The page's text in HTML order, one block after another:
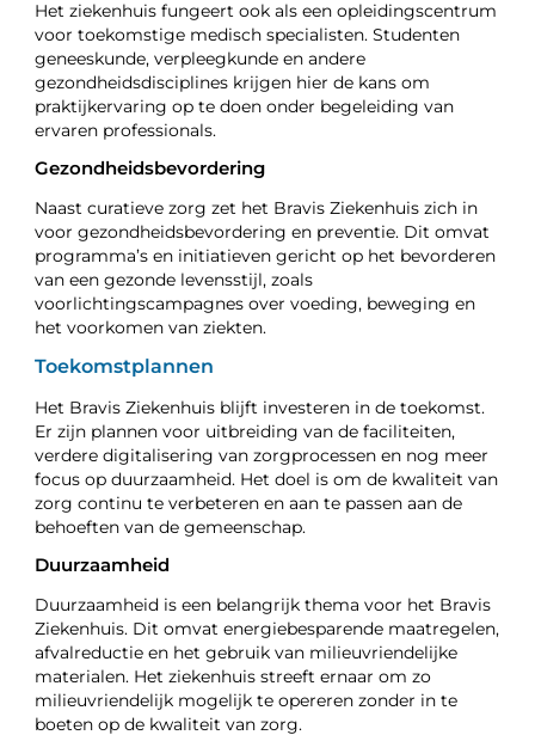
Het ziekenhuis fungeert ook als een opleidingscentrum
voor toekomstige medisch specialisten. Studenten
geneeskunde, verpleegkunde en andere
gezondheidsdisciplines krijgen hier de kans om
praktijkervaring op te doen onder begeleiding van
ervaren professionals.
Gezondheidsbevordering
Naast curatieve zorg zet het Bravis Ziekenhuis zich in
voor gezondheidsbevordering en preventie. Dit omvat
programma’s en initiatieven gericht op het bevorderen
van een gezonde levensstijl, zoals
voorlichtingscampagnes over voeding, beweging en
het voorkomen van ziekten.
Toekomstplannen
Het Bravis Ziekenhuis blijft investeren in de toekomst.
Er zijn plannen voor uitbreiding van de faciliteiten,
verdere digitalisering van zorgprocessen en nog meer
focus op duurzaamheid. Het doel is om de kwaliteit van
zorg continu te verbeteren en aan te passen aan de
behoeften van de gemeenschap.
Duurzaamheid
Duurzaamheid is een belangrijk thema voor het Bravis
Ziekenhuis. Dit omvat energiebesparende maatregelen,
afvalreductie en het gebruik van milieuvriendelijke
materialen. Het ziekenhuis streeft ernaar om zo
milieuvriendelijk mogelijk te opereren zonder in te
boeten op de kwaliteit van zorg.